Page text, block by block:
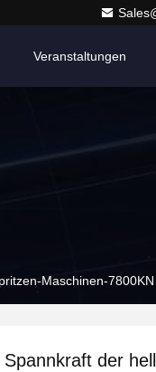
Veranstaltungen
Maschinen-7800KN
Spannkraft der